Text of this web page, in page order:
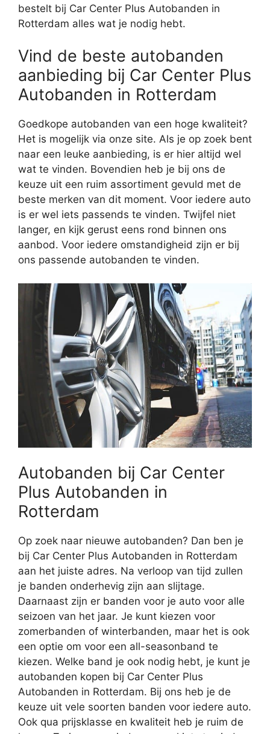
bestelt bij Car Center Plus Autobanden in
Rotterdam alles wat je nodig hebt.
Vind de beste autobanden
aanbieding bij Car Center Plus
Autobanden in Rotterdam
Goedkope autobanden van een hoge kwaliteit?
Het is mogelijk via onze site. Als je op zoek bent
naar een leuke aanbieding, is er hier altijd wel
wat te vinden. Bovendien heb je bij ons de
keuze uit een ruim assortiment gevuld met de
beste merken van dit moment. Voor iedere auto
is er wel iets passends te vinden. Twijfel niet
langer, en kijk gerust eens rond binnen ons
aanbod. Voor iedere omstandigheid zijn er bij
ons passende autobanden te vinden.
Autobanden bij Car Center
Plus Autobanden in
Rotterdam
Op zoek naar nieuwe autobanden? Dan ben je
bij Car Center Plus Autobanden in Rotterdam
aan het juiste adres. Na verloop van tijd zullen
je banden onderhevig zijn aan slijtage.
Daarnaast zijn er banden voor je auto voor alle
seizoen van het jaar. Je kunt kiezen voor
zomerbanden of winterbanden, maar het is ook
een optie om voor een all-seasonband te
kiezen. Welke band je ook nodig hebt, je kunt je
autobanden kopen bij Car Center Plus
Autobanden in Rotterdam. Bij ons heb je de
keuze uit vele soorten banden voor iedere auto.
Ook qua prijsklasse en kwaliteit heb je ruim de